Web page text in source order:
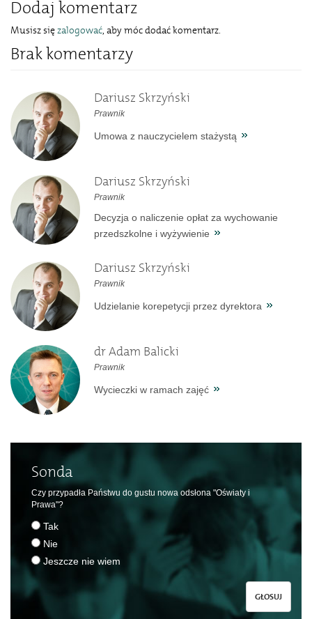
Dodaj komentarz
Musisz sięzalogować, aby móc dodać komentarz.
Brak komentarzy
Dariusz Skrzyński
Prawnik
Umowa z nauczycielem stażystą
Dariusz Skrzyński
Prawnik
Decyzja o naliczenie opłat za wychowanie
przedszkolne i wyżywienie
Dariusz Skrzyński
Prawnik
Udzielanie korepetycji przez dyrektora
dr Adam Balicki
Prawnik
Wycieczki w ramach zajęć
Sonda
Czy przypadła Państwu do gustu nowa odsłona "Oświaty i
Prawa"?
Tak
Nie
Jeszcze nie wiem
GŁOSUJ